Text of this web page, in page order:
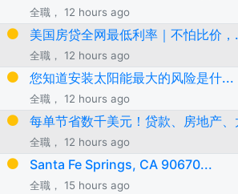
全職， 12 hours ago
美国房贷全网最低利率｜不怕比价
全職， 12 hours ago
您知道安装太阳能最大的风险是什...
全職， 12 hours ago
每单节省数千美元！贷款、房地产
全職， 12 hours ago
Santa Fe Springs, CA 90670...
全職， 15 hours ago